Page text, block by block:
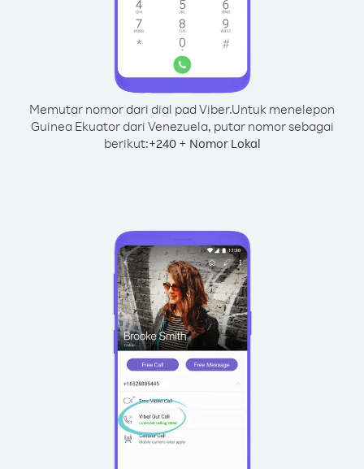
Memutar nomor dari dial pad Viber.Untuk menelepon
Guinea Ekuator dari Venezuela, putar nomor sebagai
berikut:+240+ Nomor Lokal